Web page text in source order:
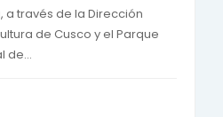
a través de la Dirección
de Cusco y el Parque
de...